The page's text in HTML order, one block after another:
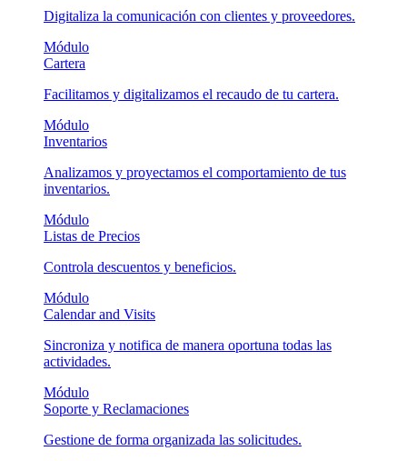
Digitaliza la comunicación con clientes y proveedores.
Módulo
Cartera
Facilitamos y digitalizamos el recaudo de tu cartera.
Módulo
Inventarios
Analizamos y proyectamos el comportamiento de tus
inventarios.
Módulo
Listas de Precios
Controla descuentos y beneficios.
Módulo
Calendar and Visits
Sincroniza y notifica de manera oportuna todas las
actividades.
Módulo
Soporte y Reclamaciones
Gestione de forma organizada las solicitudes.